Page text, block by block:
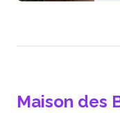
Maison des